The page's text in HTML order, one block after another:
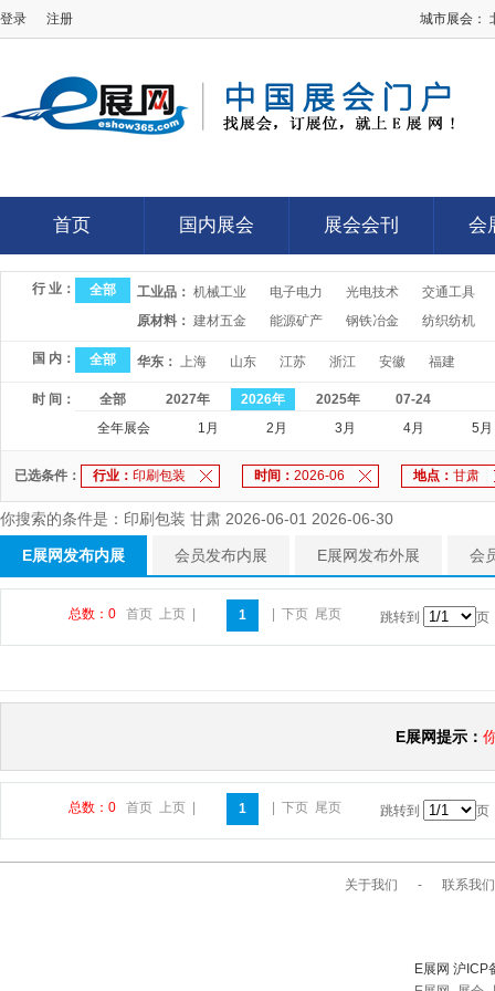
登录 注册 城市展会：
首页
首页
国内展会
国内展会
展会会刊
展会会刊
会
会
行 业： 全部 工业品： 机械工业 电子电力 光电技术
交通工具
原材料： 建材五金 能源矿产 钢铁冶金 纺织纺机
国 内： 全部 华东： 上海 山东 江苏 浙江 安徽 福建
时 间： 全部 2027年 2026年 2025年
07-24
全年展会
1月 2月 3月 4月 5月
已选条件： 行业： 印刷包装 时间： 2026-06 地点： 甘肃
你搜索的条件是：印刷包装 甘肃 2026-06-01 2026-06-30
E展网发布内展 会员发布内展 E展网发布外展 会
总数：0 首页 上页 1 下页 尾页 跳转到 页
E展网提示：
总数：0 首页 上页 1 下页 尾页 跳转到 页
关于我们 - 联系我们
E展网 沪